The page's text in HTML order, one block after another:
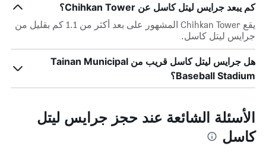
كم يبعد جرايس ليتل كاسل عن Chihkan Tower؟
يقع Chihkan Tower المشهور على بعد أكثر من 1.1 كم بقليل من
جرايس ليتل كاسل.
هل جرايس ليتل كاسل قريب من Tainan Municipal
Baseball Stadium؟
الأسئلة الشائعة عند حجز جرايس ليتل
كاسل